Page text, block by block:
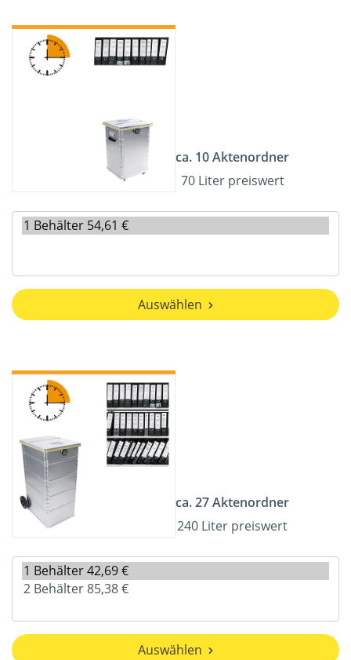
ca. 10 Aktenordner
70 Liter preiswert
Auswählen
ca. 27 Aktenordner
240 Liter preiswert
Auswählen